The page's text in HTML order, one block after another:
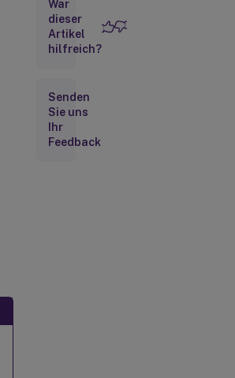
Verwalten von
Domänencomputerkonten
Domänen zur
Domänenliste
hinzufügen
Active
War
dieser
Artikel
hilfreich?
Senden
Sie uns
Ihr
Feedback